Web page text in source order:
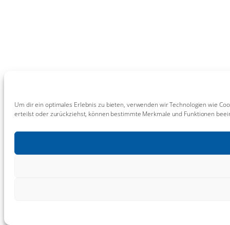
Um dir ein optimales Erlebnis zu bieten, verwenden wir Technologien wie
erteilst oder zurückziehst, können bestimmte Merkmale und Funktionen